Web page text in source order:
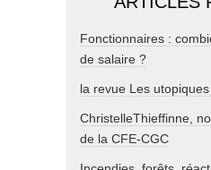
Fonctionnaires :
de salaire ?
la revue Les
ChristelleThieffinne,
de la CFE-CGC